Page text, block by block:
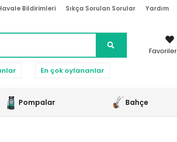
Bildirimleri Sıkça Sorulan Sorular Yardım
En çok oylananlar
Pompalar Bahçe